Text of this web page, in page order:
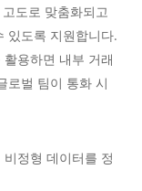
도로 맞춤화되고
있도록 지원합니다.
용하면 내부 거래
로벌 팀이 통화 시
정형 데이터를 정